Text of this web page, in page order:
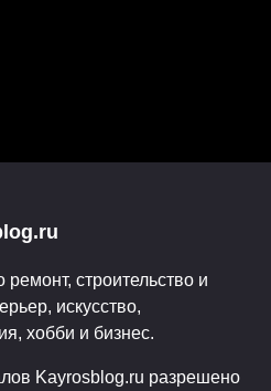
строительство и
искусство,
хобби и бизнес.
Kayrosblog.ru разрешено